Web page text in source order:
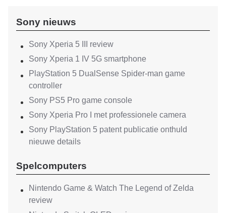
Sony nieuws
Sony Xperia 5 III review
Sony Xperia 1 IV 5G smartphone
PlayStation 5 DualSense Spider-man game
controller
Sony PS5 Pro game console
Sony Xperia Pro I met professionele camera
Sony PlayStation 5 patent publicatie onthuld
nieuwe details
Spelcomputers
Nintendo Game & Watch The Legend of Zelda
review